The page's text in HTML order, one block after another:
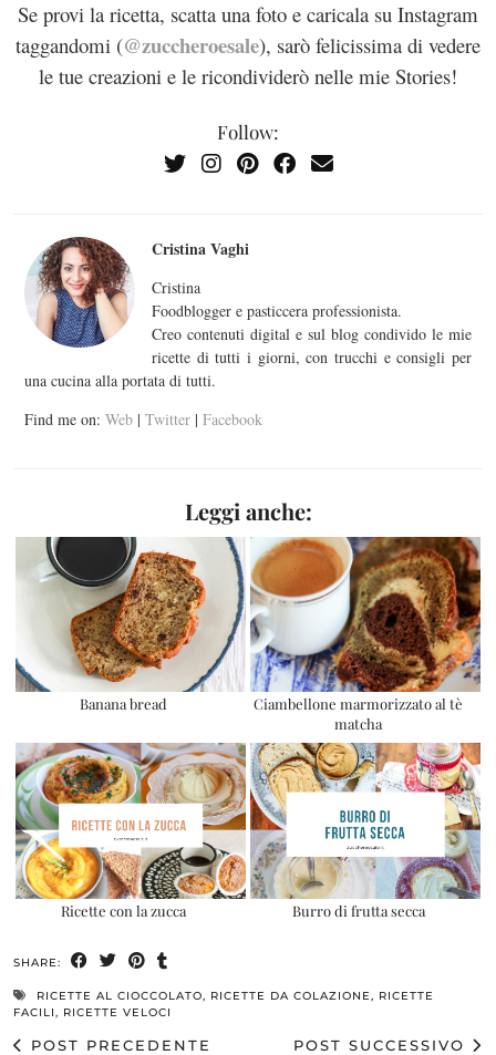
Se provi la ricetta, scatta una foto e caricala su Instagram
taggandomi (@zuccheroesale), sarò felicissima di vedere
le tue creazioni e le ricondividerò nelle mie Stories!
Follow:
Cristina Vaghi
Cristina
Foodblogger e pasticcera professionista.
Creo contenuti digital e sul blog condivido le mie
ricette di tutti i giorni, con trucchi e consigli per
una cucina alla portata di tutti.
Find me on: Web | Twitter | Facebook
Leggi anche:
Banana bread
Ciambellone marmorizzato al tè
matcha
Ricette con la zucca Burro di frutta secca
SHARE:
RICETTE AL CIOCCOLATO, RICETTE DA COLAZIONE, RICETTE
FACILI, RICETTE VELOCI
POST PRECEDENTE
POST SUCCESSIVO